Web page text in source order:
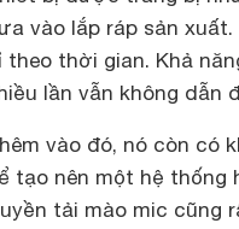
vào lắp ráp sản
theo thời gian. Khả
lần vẫn không dẫn
vào đó, nó còn có
tạo nên một hệ thống
tải mào mic cũng